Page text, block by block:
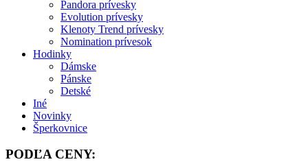
Pandora prívesky
Evolution prívesky
Klenoty Trend prívesky
Nomination prívesok
Hodinky
Dámske
Pánske
Detské
Iné
Novinky
Šperkovnice
PODĽA CENY: